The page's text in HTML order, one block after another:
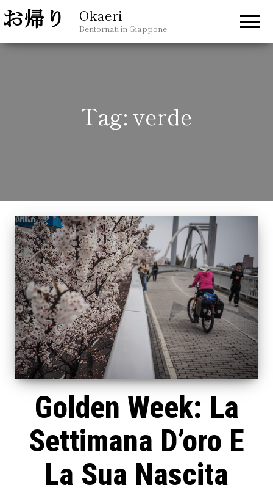
Okaeri
Bentornati in Giappone
Tag:verde
Golden Week: La
Settimana D’oro E
La Sua Nascita